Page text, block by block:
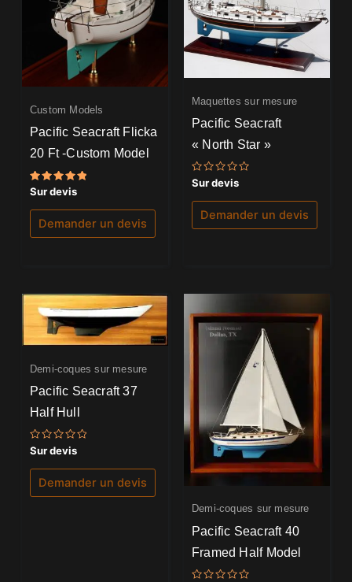
Custom Models
Pacific Seacraft Flicka
20 Ft -Custom Model
Note
5.00
sur 5
Sur devis
Demander un devis
Maquettes sur mesure
Pacific Seacraft
« North Star »
Note
0
sur
Sur devis
Demander un devis
Demi-coques sur mesure
Pacific Seacraft 37
Half Hull
Note
0
sur
Sur devis
Demander un devis
Demi-coques sur mesure
Pacific Seacraft 40
Framed Half Model